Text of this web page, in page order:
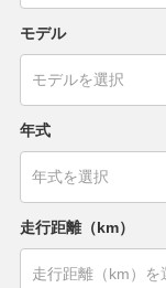
モデル
年式
走行距離（km）